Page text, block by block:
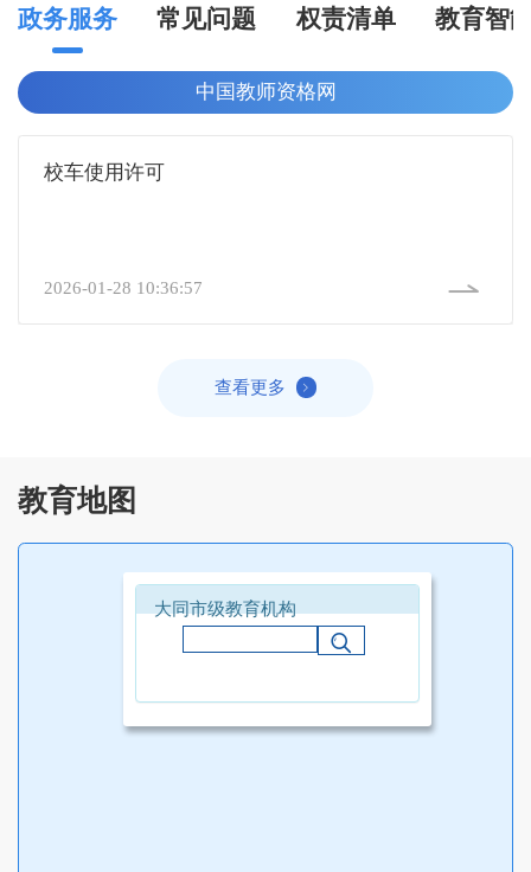
政务服务 常见问题 权责清单 教育智
中国教师资格网
校车使用许可
2026-01-28 10:36:57 
查看更多 
教育地图
大同市级教育机构
